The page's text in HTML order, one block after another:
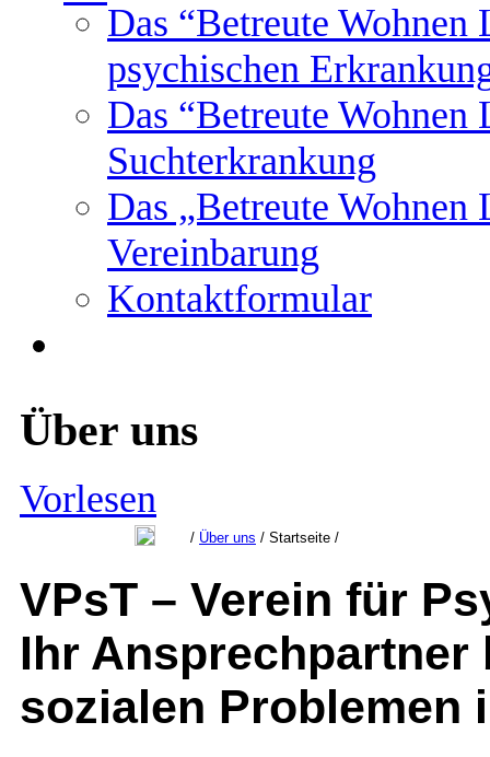
Das “Betreute
psychischen
Das “Betreute
Suchterkrankung
Das „Betreute
Vereinbarung
Kontaktformular
Über uns
Vorlesen
/​ Über uns /​ Startseite /​
VPsT – Verein für
Ihr Ansprechpartner
sozialen Problemen